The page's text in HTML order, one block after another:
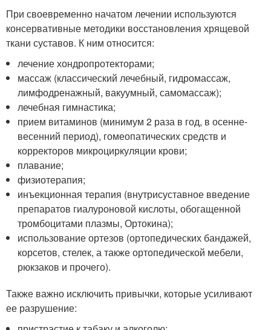
При своевременно начатом лечении используются
консервативные методики восстановления хрящевой
ткани суставов. К ним относится:
лечение хондропротекторами;
массаж (классический лечебный, гидромассаж,
лимфодренажный, вакуумный, самомассаж);
лечебная гимнастика;
прием витаминов (минимум 2 раза в год, в осенне-
весенний период), гомеопатических средств и
корректоров микроциркуляции крови;
плавание;
физиотерапия;
инъекционная терапия (внутрисуставное введение
препаратов гиалуроновой кислоты, обогащенной
тромбоцитами плазмы, Ортокина);
использование ортезов (ортопедических бандажей,
корсетов, стелек, а также ортопедической мебели,
рюкзаков и прочего).
Также важно исключить привычки, которые усиливают
ее разрушение: